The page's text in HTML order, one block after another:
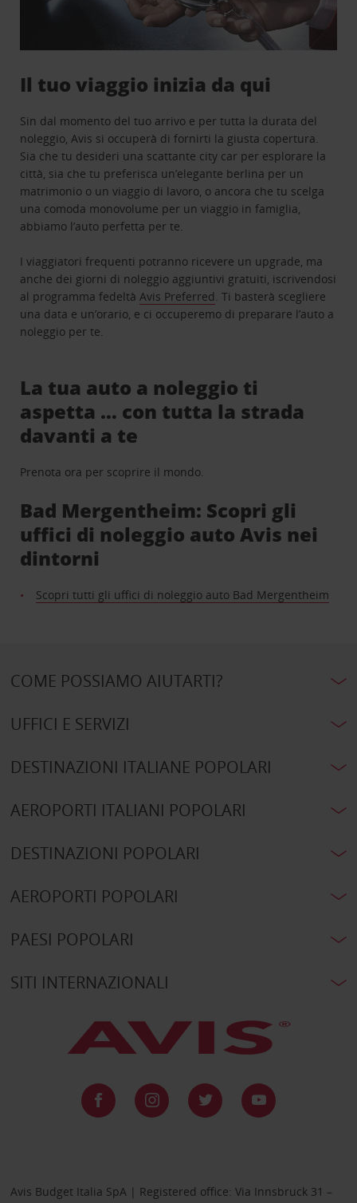
Il tuo viaggio inizia da qui
Sin dal momento del tuo arrivo e per tutta la durata del
noleggio, Avis si occuperà di fornirti la giusta copertura.
Sia che tu desideri una scattante city car per esplorare la
città, sia che tu preferisca un’elegante berlina per un
matrimonio o un viaggio di lavoro, o ancora che tu scelga
una comoda monovolume per un viaggio in famiglia,
abbiamo l’auto perfetta per te.
I viaggiatori frequenti potranno ricevere un upgrade, ma
anche dei giorni di noleggio aggiuntivi gratuiti, iscrivendosi
al programma fedeltàAvis Preferred. Ti basterà scegliere
una data e un’orario, e ci occuperemo di preparare l’auto a
noleggio per te.
La tua auto a noleggio ti
aspetta … con tutta la strada
davanti a te
Prenota ora per scoprire il mondo.
Bad Mergentheim: Scopri gli
uffici di noleggio auto Avis nei
dintorni
Scopri tutti gli uffici di noleggio auto Bad Mergentheim
COME POSSIAMO AIUTARTI?
UFFICI E SERVIZI
DESTINAZIONI ITALIANE POPOLARI
AEROPORTI ITALIANI POPOLARI
DESTINAZIONI POPOLARI
AEROPORTI POPOLARI
PAESI POPOLARI
SITI INTERNAZIONALI
Avis Budget Italia SpA | Registered office: Via Innsbruck 31 –